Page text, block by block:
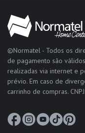
©Normatel - Todos os
de pagamento são
realizadas via internet e
prévio. Em caso de
carrinho de compras.